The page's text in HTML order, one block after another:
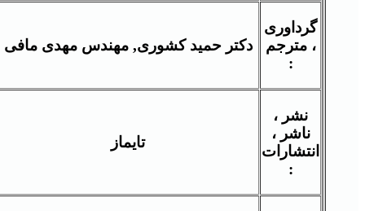
گرداوری
، مترجم
:
دکتر حمید کشوری, مهندس مهدی مافی
نشر ،
ناشر ،
انتشارات
:
تایماز